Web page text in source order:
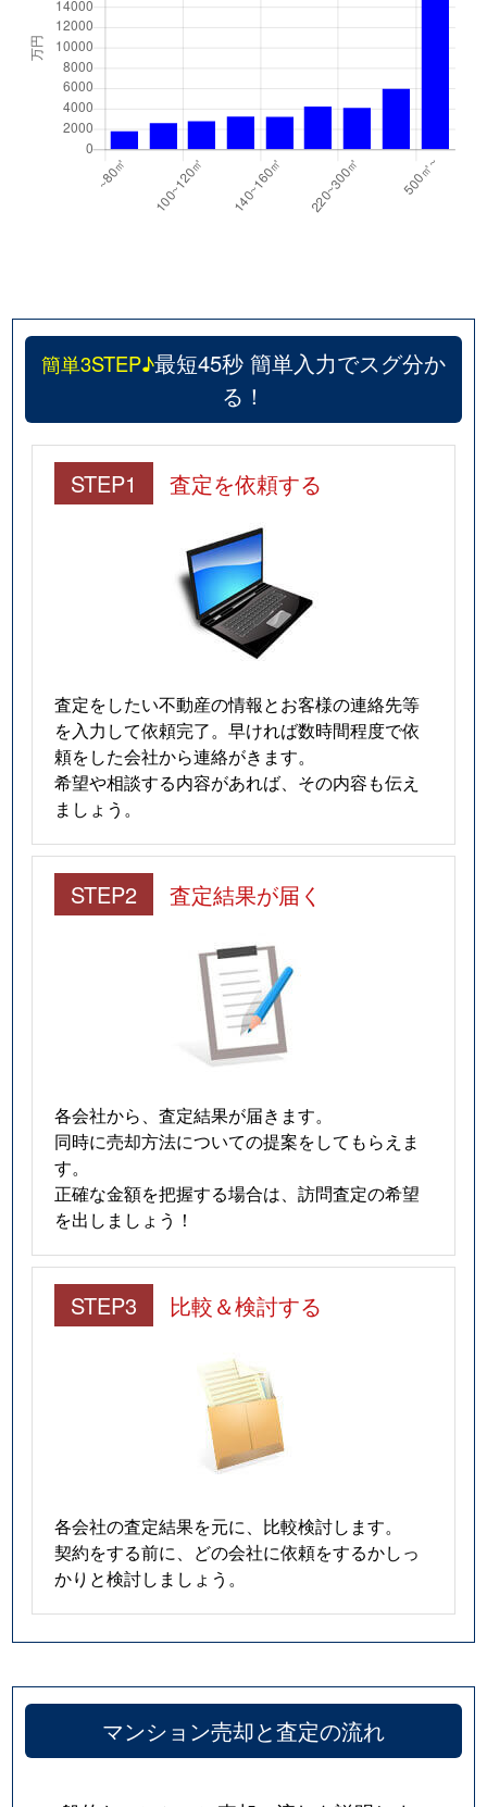
簡単3STEP♪最短45秒 簡単入力でスグ分か
る！
STEP1 査定を依頼する
査定をしたい不動産の情報とお客様の連絡先等
を入力して依頼完了。早ければ数時間程度で依
頼をした会社から連絡がきます。
希望や相談する内容があれば、その内容も伝え
ましょう。
STEP2 査定結果が届く
各会社から、査定結果が届きます。
同時に売却方法についての提案をしてもらえま
す。
正確な金額を把握する場合は、訪問査定の希望
を出しましょう！
STEP3 比較＆検討する
各会社の査定結果を元に、比較検討します。
契約をする前に、どの会社に依頼をするかしっ
かりと検討しましょう。
マンション売却と査定の流れ